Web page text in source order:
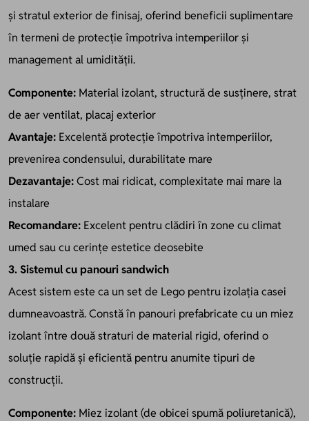
și stratul exterior de finisaj, oferind beneficii suplimentare
în termeni de protecție împotriva intemperiilor și
management al umidității.
Componente: Material izolant, structură de susținere, strat
de aer ventilat, placaj exterior
Avantaje: Excelentă protecție împotriva intemperiilor,
prevenirea condensului, durabilitate mare
Dezavantaje:Cost mai ridicat, complexitate mai mare la
instalare
Recomandare: Excelent pentru clădiri în zone cu climat
umed sau cu cerințe estetice deosebite
3. Sistemul cu panouri sandwich
Acest sistem este ca un set de Lego pentru izolația casei
dumneavoastră. Constă în panouri prefabricate cu un miez
izolant între două straturi de material rigid, oferind o
soluție rapidă și eficientă pentru anumite tipuri de
construcții.
Componente: Miez izolant (de obicei spumă poliuretanică),